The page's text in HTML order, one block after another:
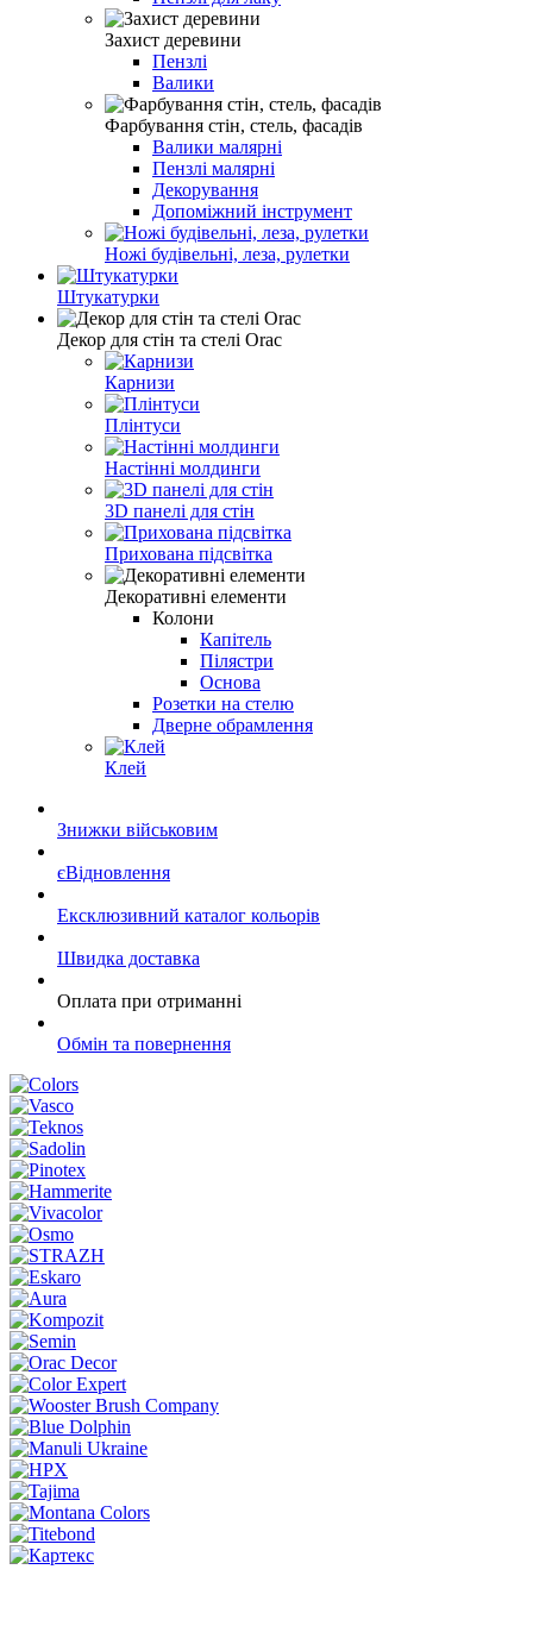
Захист деревини
Пензлі
Валики
Фарбування стін, стель, фасадів
Валики малярні
Пензлі малярні
Декорування
Допоміжний інструмент
Ножі будівельні, леза, рулетки
Штукатурки
Декор для стін та стелі Orac
Карнизи
Плінтуси
Настінні молдинги
3D панелі для стін
Прихована підсвітка
Декоративні елементи
Колони
Капітель
Пілястри
Основа
Розетки на стелю
Дверне обрамлення
Клей
Знижки військовим
єВідновлення
Ексклюзивний каталог кольорів
Швидка доставка
Оплата при отриманні
Обмін та повернення